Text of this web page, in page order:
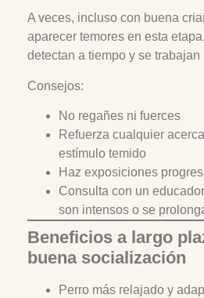
A veces, incluso con buena
aparecer temores en esta
detectan a tiempo y se trabajan
Consejos:
No regañes ni fuerces
Refuerza cualquier
estímulo temido
Haz exposiciones
Consulta con un
son intensos o se
Beneficios a largo
buena socialización
Perro más relajado y